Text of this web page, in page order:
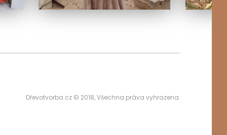
Dřevotvorba.cz © 2018, Všechna práva vyhrazena.